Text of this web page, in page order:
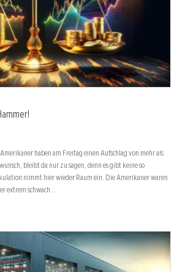
haben am Freitag einen Aufschlag von mehr als
bleibt da nur zu sagen, denn es gibt keine so
nimmt hier wieder Raum ein. Die Amerikaner waren
extrem schwach …